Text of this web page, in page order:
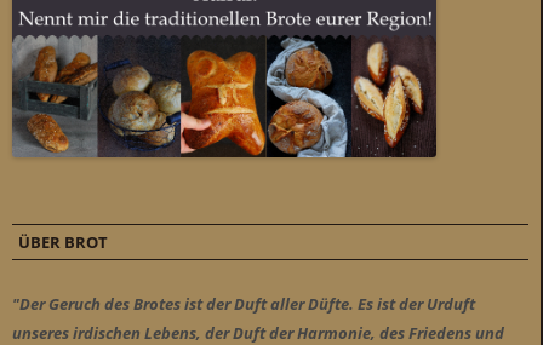
ÜBER BROT
"Der Geruch des Brotes ist der Duft aller Düfte. Es ist der Urduft
unseres irdischen Lebens, der Duft der Harmonie, des Friedens und